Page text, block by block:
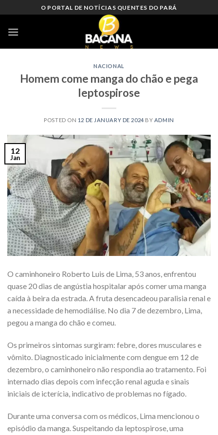
to
content
O PORTAL DE NOTÍCIAS QUENTES DO PARÁ
NACIONAL
Homem come manga do chão e pega
leptospirose
POSTED ON 12 DE JANUARY DE 2024 BY ADMIN
12
Jan
O caminhoneiro Roberto Luis de Lima, 53 anos, enfrentou
quase 20 dias de angústia hospitalar após comer uma manga
caída à beira da estrada. A fruta desencadeou paralisia renal e
a necessidade de hemodiálise. No dia 7 de dezembro, Lima,
pegou a manga do chão e comeu.
Os primeiros sintomas surgiram: febre, dores musculares e
vômito. Diagnosticado inicialmente com dengue em 12 de
dezembro, o caminhoneiro não respondia ao tratamento. Foi
internado dias depois com infecção renal aguda e sinais
iniciais de icterícia, indicativo de problemas no fígado.
Durante uma conversa com os médicos, Lima mencionou o
episódio da manga. Suspeitando da leptospirose, uma